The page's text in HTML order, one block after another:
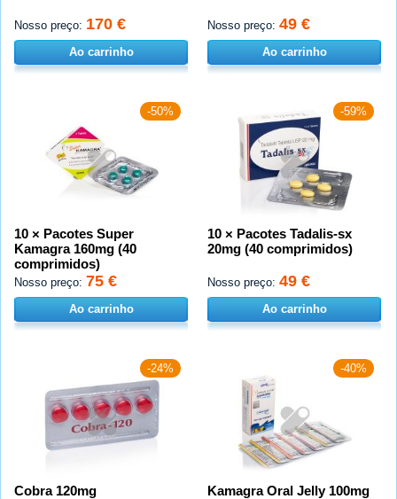
Nosso preço: 170 €
Ao carrinho
Nosso preço: 49 €
Ao carrinho
-50%
10 × Pacotes Super
Kamagra 160mg (40
comprimidos)
Nosso preço: 75 €
Ao carrinho
-59%
10 × Pacotes Tadalis-sx
20mg (40 comprimidos)
Nosso preço: 49 €
Ao carrinho
-24%
Cobra 120mg
-40%
Kamagra Oral Jelly 100mg